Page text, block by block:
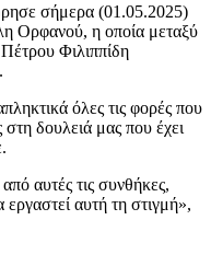
σήμερα (01.05.2025)
Ορφανού, η οποία μεταξύ
Φιλιππίδη
όλες τις φορές που
δουλειά μας που έχει
αυτές τις συνθήκες,
εργαστεί αυτή τη στιγμή»,